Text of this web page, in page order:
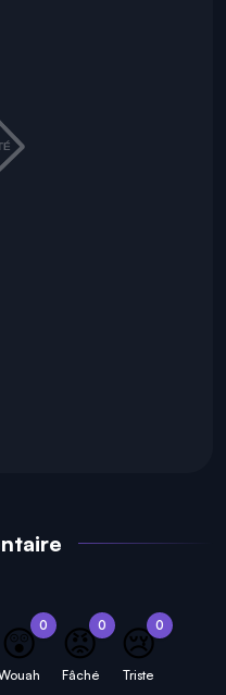
0
😲 0
😡
Fâché
0
😢
Triste